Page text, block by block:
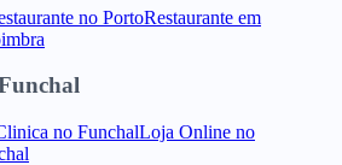
no PortoRestaurante em
no FunchalLoja Online no